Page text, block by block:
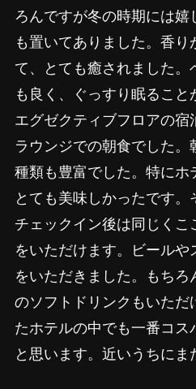
ろんですが冬の時期には嬉
も置いてありました。香り
て、とても癒されました。
も良く、ぐっすり眠ること
エグゼクティブフロアの宿
ラウンジでの朝食でした
種類も豊富でした。特にホ
とても美味しかったです。
チェックイン後は同じくこ
をいただけます。ビールや
をいただきました。もち
のソフトドリンクもいただ
たホテルの中でも一番コス
と思います。近いうちにま